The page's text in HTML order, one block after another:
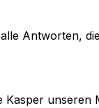
Antworten,
Kasper unseren